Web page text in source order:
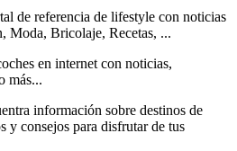
de referencia de lifestyle con noticias
Moda, Bricolaje, Recetas, ...
en internet con noticias,
más...
información sobre destinos de
y consejos para disfrutar de tus